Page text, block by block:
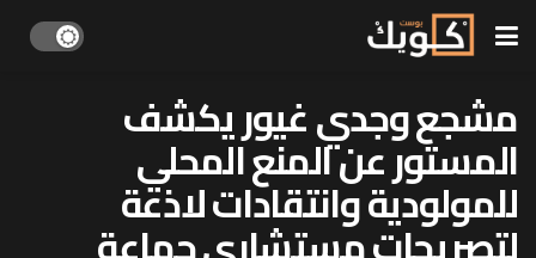
مشجع وجدي غيور يكشف
المستور عن المنع المحلي
للمولودية وانتقادات لاذعة